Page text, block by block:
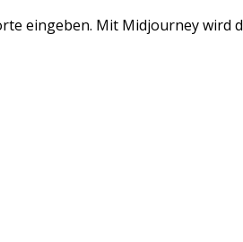
eingeben. Mit Midjourney wird